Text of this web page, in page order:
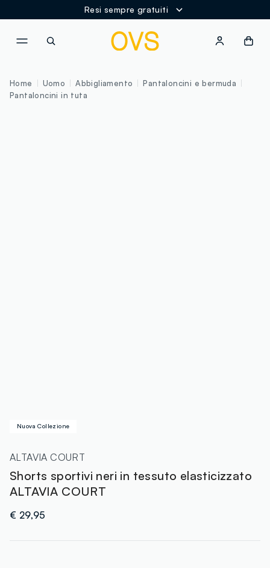
Resi sempre gratuiti
Nuova Collezione
Home Uomo Abbigliamento
Pantaloncini e bermuda
Pantaloncini in tuta
ALTAVIA COURT
Shorts sportivi neri in tessuto elasticizzato
ALTAVIA COURT
€ 29,95